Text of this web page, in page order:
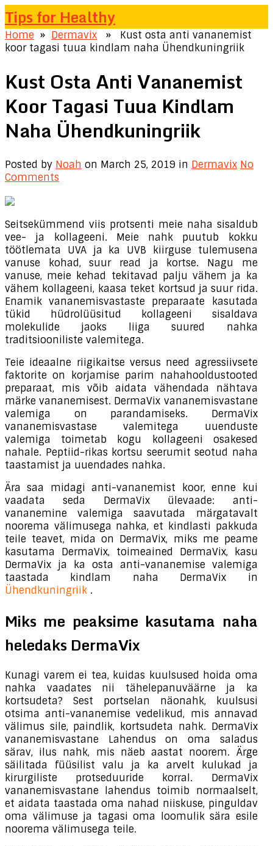
Tips for Healthy
Home » Dermavix » Kust osta anti vananemist
koor tagasi tuua kindlam naha Ühendkuningriik
Kust Osta Anti Vananemist
Koor Tagasi Tuua Kindlam
Naha Ühendkuningriik
Posted by Noah on March 25, 2019 in Dermavix No
Comments
Seitsekümmend viis protsenti meie naha sisaldub
vee- ja kollageeni. Meie nahk puutub kokku
töötlemata UVA ja ka UVB kiirguse tulemusena
vanuse kohad, suur read ja kortse. Nagu me
vanuse, meie kehad tekitavad palju vähem ja ka
vähem kollageeni, kaasa teket kortsud ja suur rida.
Enamik vananemisvastaste preparaate kasutada
tükid hüdrolüüsitud kollageeni sisaldava
molekulide jaoks liiga suured nahka
traditsiooniliste valemitega.
Teie ideaalne riigikaitse versus need agressiivsete
faktorite on korjamise parim nahahooldustooted
preparaat, mis võib aidata vähendada nähtava
märke vananemisest. DermaVix vananemisvastane
valemiga on parandamiseks. DermaVix
vananemisvastase valemitega uuenduste
valemiga toimetab kogu kollageeni osakesed
nahale. Peptiid-rikas kortsu seerumit seotud naha
taastamist ja uuendades nahka.
Ära saa midagi anti-vananemist koor, enne kui
vaadata seda DermaVix ülevaade: anti-
vananemine valemiga saavutada märgatavalt
noorema välimusega nahka, et kindlasti pakkuda
teile teavet, mida on DermaVix, miks me peame
kasutama DermaVix, toimeained DermaVix, kasu
DermaVix ja ka osta anti-vananemise valemiga
taastada kindlam naha DermaVix in
Ühendkuningriik .
Miks me peaksime kasutama naha
heledaks DermaVix
Kunagi varem ei tea, kuidas kuulsused hoida oma
nahka vaadates nii tähelepanuväärne ja ka
kortsudeta? Sest portselan näonahk, kuulsusi
otsima anti-vananemise vedelikud, mis annavad
välimus sile, paindlik, kortsudeta nahk. DermaVix
vananemisvastane Lahendus on oma saladus
särav, ilus nahk, mis näeb aastat noorem. Ärge
säilitada füüsilist valu ja ka arvelt kulukad ja
kirurgiliste protseduuride korral. DermaVix
vananemisvastane lahendus toimib normaalselt,
et aidata taastada oma nahad niiskuse, pinguldav
oma välimuse ja tagasi oma loomulik sära esile
noorema välimusega teile.